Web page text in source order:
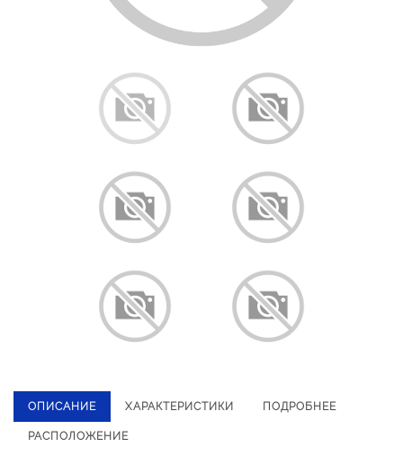
ОПИСАНИЕ ХАРАКТЕРИСТИКИ ПОДРОБНЕЕ
РАСПОЛОЖЕНИЕ